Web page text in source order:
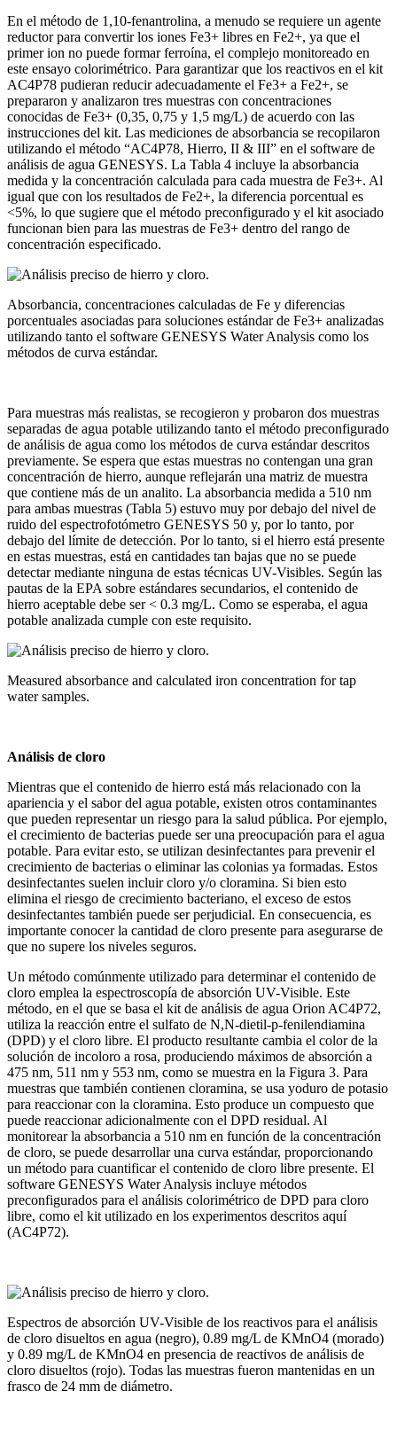
En el método de 1,10-fenantrolina, a menudo se requiere un agente
reductor para convertir los iones Fe3+ libres en Fe2+, ya que el
primer ion no puede formar ferroína, el complejo monitoreado en
este ensayo colorimétrico. Para garantizar que los reactivos en el kit
AC4P78 pudieran reducir adecuadamente el Fe3+ a Fe2+, se
prepararon y analizaron tres muestras con concentraciones
conocidas de Fe3+ (0,35, 0,75 y 1,5 mg/L) de acuerdo con las
instrucciones del kit. Las mediciones de absorbancia se recopilaron
utilizando el método “AC4P78, Hierro, II & III” en el software de
análisis de agua GENESYS. La Tabla 4 incluye la absorbancia
medida y la concentración calculada para cada muestra de Fe3+. Al
igual que con los resultados de Fe2+, la diferencia porcentual es
<5%, lo que sugiere que el método preconfigurado y el kit asociado
funcionan bien para las muestras de Fe3+ dentro del rango de
concentración especificado.
Absorbancia, concentraciones calculadas de Fe y diferencias
porcentuales asociadas para soluciones estándar de Fe3+ analizadas
utilizando tanto el software GENESYS Water Analysis como los
métodos de curva estándar.
Para muestras más realistas, se recogieron y probaron dos muestras
separadas de agua potable utilizando tanto el método preconfigurado
de análisis de agua como los métodos de curva estándar descritos
previamente. Se espera que estas muestras no contengan una gran
concentración de hierro, aunque reflejarán una matriz de muestra
que contiene más de un analito. La absorbancia medida a 510 nm
para ambas muestras (Tabla 5) estuvo muy por debajo del nivel de
ruido del espectrofotómetro GENESYS 50 y, por lo tanto, por
debajo del límite de detección. Por lo tanto, si el hierro está presente
en estas muestras, está en cantidades tan bajas que no se puede
detectar mediante ninguna de estas técnicas UV-Visibles. Según las
pautas de la EPA sobre estándares secundarios, el contenido de
hierro aceptable debe ser < 0.3 mg/L. Como se esperaba, el agua
potable analizada cumple con este requisito.
Measured absorbance and calculated iron concentration for tap
water samples.
Análisis de cloro
Mientras que el contenido de hierro está más relacionado con la
apariencia y el sabor del agua potable, existen otros contaminantes
que pueden representar un riesgo para la salud pública. Por ejemplo,
el crecimiento de bacterias puede ser una preocupación para el agua
potable. Para evitar esto, se utilizan desinfectantes para prevenir el
crecimiento de bacterias o eliminar las colonias ya formadas. Estos
desinfectantes suelen incluir cloro y/o cloramina. Si bien esto
elimina el riesgo de crecimiento bacteriano, el exceso de estos
desinfectantes también puede ser perjudicial. En consecuencia, es
importante conocer la cantidad de cloro presente para asegurarse de
que no supere los niveles seguros.
Un método comúnmente utilizado para determinar el contenido de
cloro emplea la espectroscopía de absorción UV-Visible. Este
método, en el que se basa el kit de análisis de agua Orion AC4P72,
utiliza la reacción entre el sulfato de N,N-dietil-p-fenilendiamina
(DPD) y el cloro libre. El producto resultante cambia el color de la
solución de incoloro a rosa, produciendo máximos de absorción a
475 nm, 511 nm y 553 nm, como se muestra en la Figura 3. Para
muestras que también contienen cloramina, se usa yoduro de potasio
para reaccionar con la cloramina. Esto produce un compuesto que
puede reaccionar adicionalmente con el DPD residual. Al
monitorear la absorbancia a 510 nm en función de la concentración
de cloro, se puede desarrollar una curva estándar, proporcionando
un método para cuantificar el contenido de cloro libre presente. El
software GENESYS Water Analysis incluye métodos
preconfigurados para el análisis colorimétrico de DPD para cloro
libre, como el kit utilizado en los experimentos descritos aquí
(AC4P72).
Espectros de absorción UV-Visible de los reactivos para el análisis
de cloro disueltos en agua (negro), 0.89 mg/L de KMnO4 (morado)
y 0.89 mg/L de KMnO4 en presencia de reactivos de análisis de
cloro disueltos (rojo). Todas las muestras fueron mantenidas en un
frasco de 24 mm de diámetro.